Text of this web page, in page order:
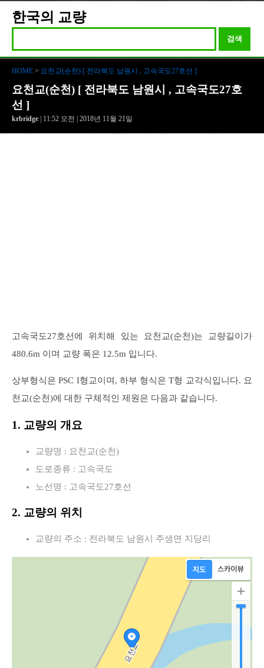
한국의 교량
검색
HOME > 요천교(순천) [ 전라북도 남원시 , 고속국도27호선 ]
요천교(순천) [ 전라북도 남원시 , 고속국도27호
선 ]
krbridge | 11:52 오전 | 2018년 11월 21일
고속국도27호선에 위치해 있는 요천교(순천)는 교량길이가
480.6m 이며 교량 폭은 12.5m 입니다.
상부형식은 PSC I형교이며, 하부 형식은 T형 교각식입니다. 요
천교(순천)에 대한 구체적인 제원은 다음과 같습니다.
1. 교량의 개요
교량명 : 요천교(순천)
도로종류 : 고속국도
노선명 : 고속국도27호선
2. 교량의 위치
교량의 주소 : 전라북도 남원시 주생면 지당리